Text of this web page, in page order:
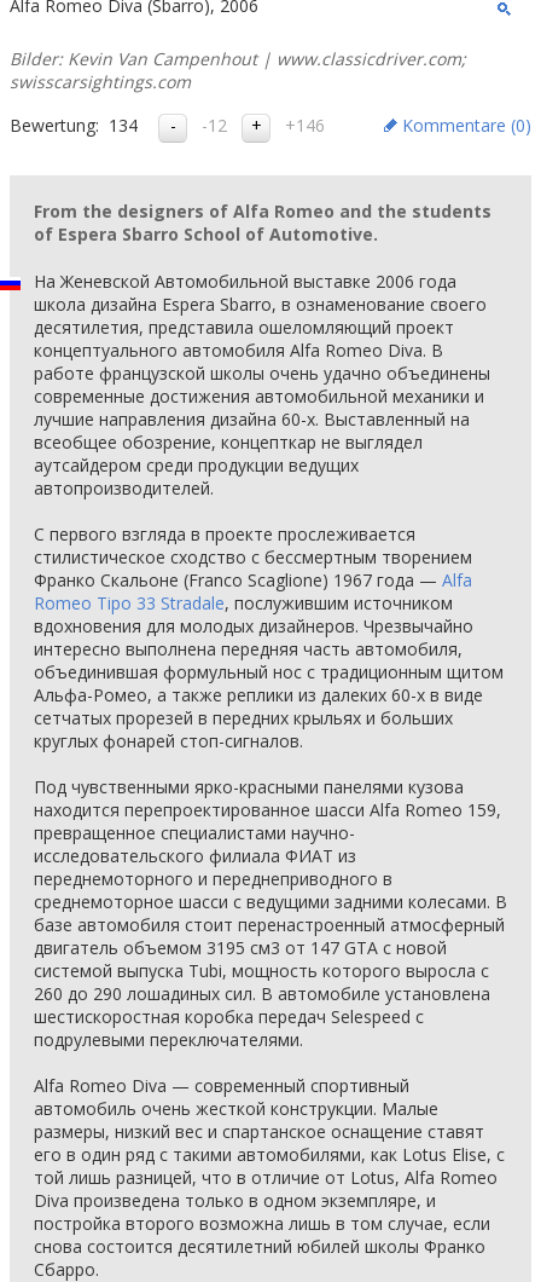
Alfa Romeo Diva (Sbarro), 2006
Bilder: Kevin Van Campenhout | www.classicdriver.com;
swisscarsightings.com
Bewertung: 134 -12 +146 Kommentare (0)
From the designers of Alfa Romeo and the students
of Espera Sbarro School of Automotive.
На Женевской Автомобильной выставке 2006 года
школа дизайна Espera Sbarro, в ознаменование своего
десятилетия, представила ошеломляющий проект
концептуального автомобиля Alfa Romeo Diva. В
работе французской школы очень удачно объединены
современные достижения автомобильной механики и
лучшие направления дизайна 60-х. Выставленный на
всеобщее обозрение, концепткар не выглядел
аутсайдером среди продукции ведущих
автопроизводителей.
С первого взгляда в проекте прослеживается
стилистическое сходство с бессмертным творением
Франко Скальоне (Franco Scaglione) 1967 года — Alfa
Romeo Tipo 33 Stradale, послужившим источником
вдохновения для молодых дизайнеров. Чрезвычайно
интересно выполнена передняя часть автомобиля,
объединившая формульный нос с традиционным щитом
Альфа-Ромео, а также реплики из далеких 60-х в виде
сетчатых прорезей в передних крыльях и больших
круглых фонарей стоп-сигналов.
Под чувственными ярко-красными панелями кузова
находится перепроектированное шасси Alfa Romeo 159,
превращенное специалистами научно-
исследовательского филиала ФИАТ из
переднемоторного и переднеприводного в
среднемоторное шасси с ведущими задними колесами. В
базе автомобиля стоит перенастроенный атмосферный
двигатель объемом 3195 см3 от 147 GTA с новой
системой выпуска Tubi, мощность которого выросла с
260 до 290 лошадиных сил. В автомобиле установлена
шестискоростная коробка передач Selespeed с
подрулевыми переключателями.
Alfa Romeo Diva — современный спортивный
автомобиль очень жесткой конструкции. Малые
размеры, низкий вес и спартанское оснащение ставят
его в один ряд с такими автомобилями, как Lotus Elise, с
той лишь разницей, что в отличие от Lotus, Alfa Romeo
Diva произведена только в одном экземпляре, и
постройка второго возможна лишь в том случае, если
снова состоится десятилетний юбилей школы Франко
Сбарро.